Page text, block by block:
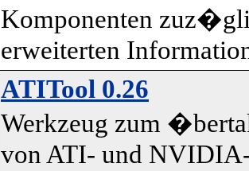
Komponenten
erweiterten
ATITool 0.26
Werkzeug zum
von ATI- und